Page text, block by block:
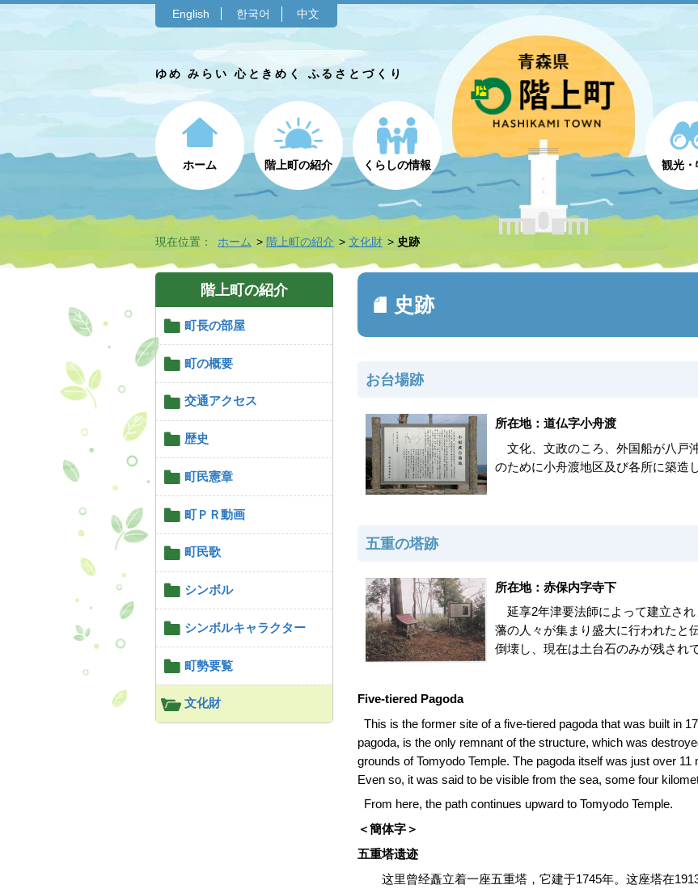
English 한국어 中文
ゆめ みらい 心ときめく ふるさとづくり
ホーム 階上町の紹介 くらしの情報 観光・
現在位置： ホーム 階上町の紹介 文化財 史跡
階上町の紹介
町長の部屋
町の概要
交通アクセス
歴史
町民憲章
町ＰＲ動画
町民歌
シンボル
シンボルキャラクター
町勢要覧
文化財
史跡
お台場跡
所在地：道仏字小舟渡
文化、文政のころ、外国船が八戸
のために小舟渡地区及び各所に築造
五重の塔跡
所在地：赤保内字寺下
延享2年津要法師によって建立さ
藩の人々が集まり盛大に行われたと
倒壊し、現在は土台石のみが残され
Five-tiered Pagoda
This is the former site of a five-tiered pagoda that was built in
pagoda, is the only remnant of the structure, which was
grounds of Tomyodo Temple. The pagoda itself was just over
Even so, it was said to be visible from the sea, some four
From here, the path continues upward to Tomyodo Temple.
＜簡体字＞
五重塔遗迹
这里曾经矗立着一座五重塔，它建于1745年。这座塔在